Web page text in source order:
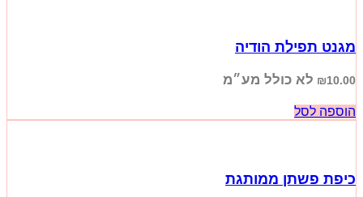
מגנט תפילת הודיה
₪10.00 לא כולל מע״מ
הוספה לסל
כיפת פשתן ממותגת